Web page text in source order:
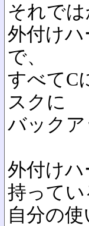
それで
外付け
で、
すべてC
スクに
バック
外付け
持って
自分の